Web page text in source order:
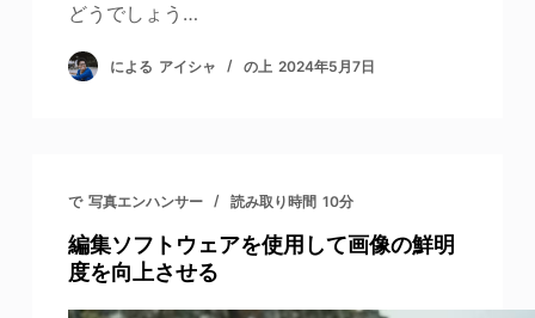
どうでしょう…
による アイシャ の上 2024年5月7日
で 写真エンハンサー 読み取り時間 10分
編集ソフトウェアを使用して画像の鮮明
度を向上させる